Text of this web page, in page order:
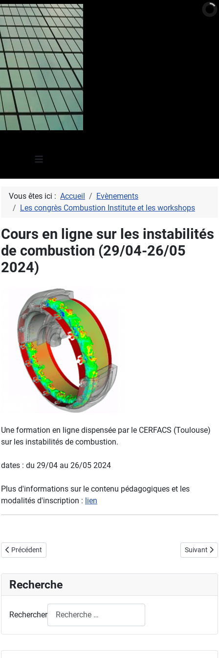
≡
Vous êtes ici : Accueil
Evènements
Les congrès Combustion Institute et les workshops
Cours en ligne sur les instabilités
de combustion (29/04-26/05
2024)
Une formation en ligne dispensée par le CERFACS (Toulouse)
sur les instabilités de combustion.
dates : du 29/04 au 26/05 2024
Plus d'informations sur le contenu pédagogiques et les
modalités d'inscription : lien
Article précédent : Colloque francophone "Combustion et Pollution
Précédent Article
Suivant
Recherche
Rechercher